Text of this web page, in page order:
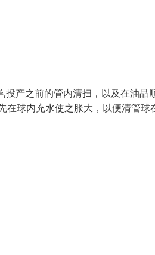
产之前的管内清扫，以及在油品
球内充水使之胀大，以便清管